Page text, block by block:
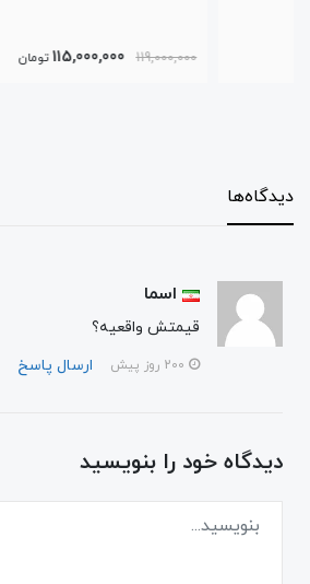
115,000,000 تومان 375,000
دیدگاه‌ها
اسما
قیمتش واقعیه؟
ارسال پاسخ
دیدگاه خود را بنویسید